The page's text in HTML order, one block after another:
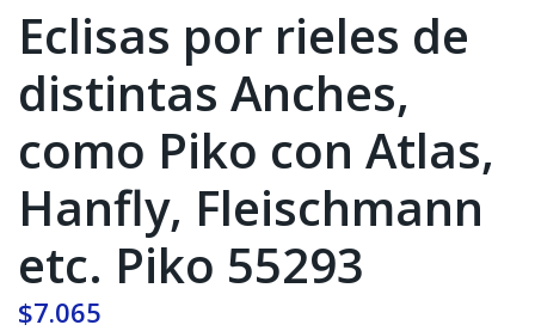
Eclisas por rieles de
distintas Anches,
como Piko con Atlas,
Hanfly, Fleischmann
etc. Piko 55293
$7.065